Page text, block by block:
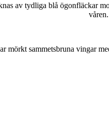
av tydliga blå ögonfläckar
våren.
mörkt sammetsbruna vingar